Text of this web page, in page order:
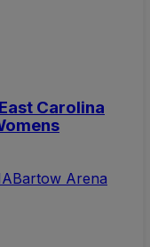
East Carolina
Bartow Arena